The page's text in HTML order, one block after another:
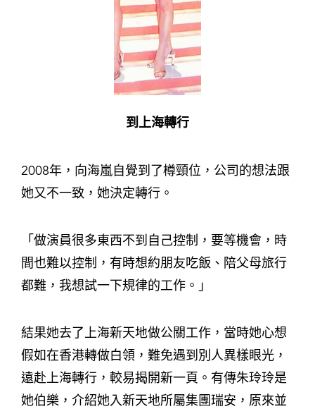
到上海轉行
2008年，向海嵐自覺到了樽頸位，公司的想法跟
她又不一致，她決定轉行。
「做演員很多東西不到自己控制，要等機會，時
間也難以控制，有時想約朋友吃飯、陪父母旅行
都難，我想試一下規律的工作。」
結果她去了上海新天地做公關工作，當時她心想
假如在香港轉做白領，難免遇到別人異樣眼光，
遠赴上海轉行，較易揭開新一頁。有傳朱玲玲是
她伯樂，介紹她入新天地所屬集團瑞安，原來並